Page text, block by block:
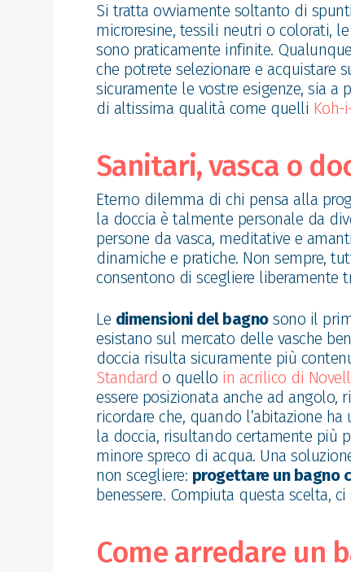
Si tratta ovviamente soltanto di
microresine, tessili neutri o colorati,
sono praticamente infinite.
che potrete selezionare e acquistare
sicuramente le vostre esigenze, sia a
di altissima qualità come quelli Koh-
Sanitari, vasca o
Eterno dilemma di chi pensa alla
la doccia è talmente personale da
persone da vasca, meditative e
dinamiche e pratiche. Non sempre,
consentono di scegliere liberamente
Le dimensioni del bagnosono il
esistano sul mercato delle vasche
doccia risulta sicuramente più
Standard o quello in acrilico di
essere posizionata anche ad angolo,
ricordare che, quando l’abitazione
la doccia, risultando certamente più
minore spreco di acqua. Una
non scegliere: progettare un bagno
benessere. Compiuta questa scelta,
Come arredare un